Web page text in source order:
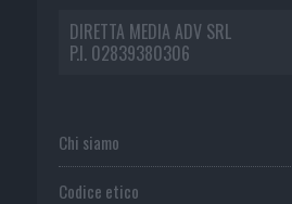
DIRETTA MEDIA ADV SRL
P.I. 02839380306
Chi siamo
Codice etico